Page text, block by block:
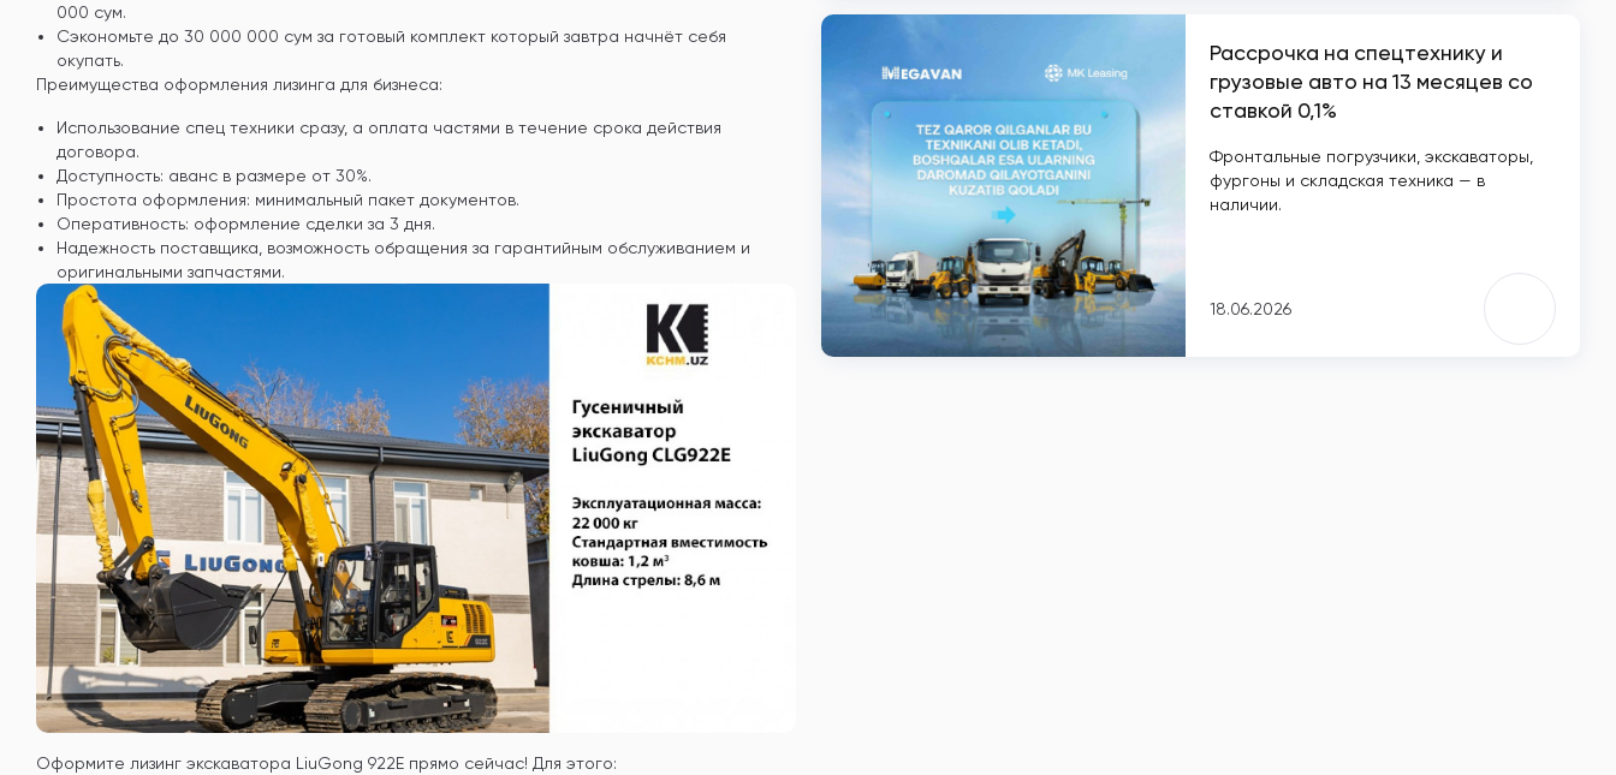
000 сум.
Сэкономьте до 30 000 000 сум за готовый комплект который завтра начнёт себя
окупать.
Преимущества оформления лизинга для бизнеса:
Использование спец техники сразу, а оплата частями в течение срока действия
договора.
Доступность: аванс в размере от 30%.
Простота оформления: минимальный пакет документов.
Оперативность: оформление сделки за 3 дня.
Надежность поставщика, возможность обращения за гарантийным обслуживанием и
оригинальными запчастями.
Оформите лизинг экскаватора LiuGong 922E прямо сейчас! Для этого:
Рассрочка на спецтехнику и
грузовые авто на 13 месяцев со
ставкой 0,1%
Фронтальные погрузчики, экскаваторы,
фургоны и складская техника — в
наличии.
18.06.2026